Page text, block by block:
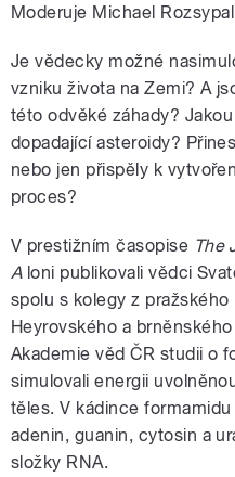
Moderuje Michael
Je vědecky možné
vzniku života na Zemi? A
této odvěké záhady?
dopadající asteroidy?
nebo jen přispěly k
proces?
V prestižním časopise The
Aloni publikovali vědci
spolu s kolegy z
Heyrovského a
Akademie věd ČR studii o
simulovali energii
těles. V kádince
adenin, guanin, cytosin a
složky RNA.